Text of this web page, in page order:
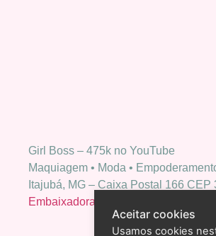
Girl Boss – 475k no YouTube
Maquiagem • Moda •
Itajubá, MG – Caixa Postal 166 CEP
Embaixadora Bio Extratus
Aceitar cookies
Usamos cookies